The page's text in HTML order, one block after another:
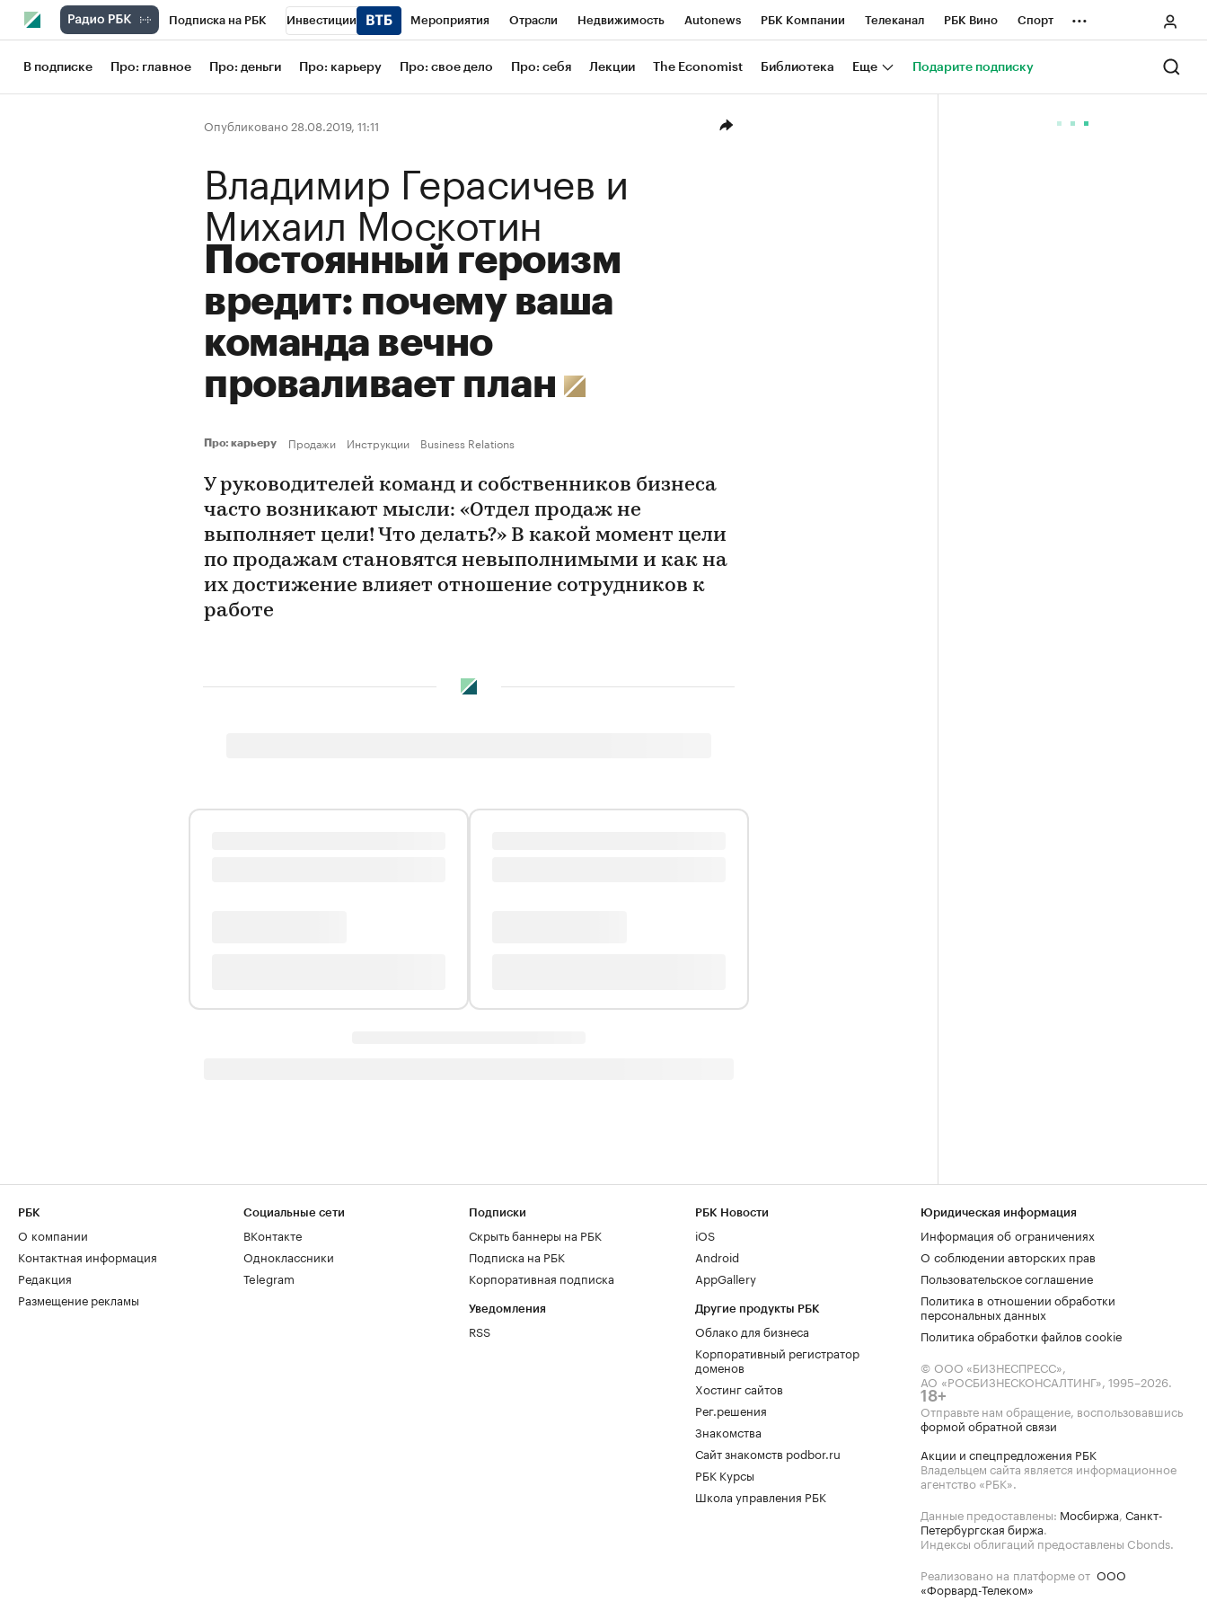
Подписка на РБК Инвестиции Мероприятия Отрасли Недвижимость Autonews РБК Компании Телеканал РБК Вино Спорт
Школа управления РБК РБК Образование РБК Life Тренды Визионеры Национальные проекты Город
Рынок наличной валюты
...
В подписке Про: главное Про: деньги Про: карьеру Про: свое дело Про: себя Лекции The Economist Библиотека Еще Подарите подписку
Опубликовано 28.08.2019, 11:11
Владимир Герасичев и
Михаил Москотин
Постоянный героизм
вредит: почему ваша
команда вечно
проваливает план
Про: карьеру Продажи Инструкции Business Relations
У руководителей команд и собственников бизнеса
часто возникают мысли: «Отдел продаж не
выполняет цели! Что делать?» В какой момент цели
по продажам становятся невыполнимыми и как на
их достижение влияет отношение сотрудников к
работе
РБК
О компании
Контактная информация
Редакция
Размещение рекламы
Социальные сети
ВКонтакте
Одноклассники
Telegram
Подписки
Скрыть баннеры на РБК
Подписка на РБК
Корпоративная подписка
Уведомления
RSS
РБК Новости
iOS
Android
AppGallery
Другие продукты РБК
Облако для бизнеса
Корпоративный регистратор
доменов
Хостинг сайтов
Рег.решения
Знакомства
Сайт знакомств podbor.ru
РБК Курсы
Школа управления РБК
Юридическая информация
Информация об ограничениях
О соблюдении авторских прав
Пользовательское соглашение
Политика в отношении обработки
персональных данных
Политика обработки файлов cookie
© ООО «БИЗНЕСПРЕСС»,
АО «РОСБИЗНЕСКОНСАЛТИНГ», 1995–2026.
18+
Отправьте нам обращение, воспользовавшись
формой обратной связи
Акции и спецпредложения РБК
Владельцем сайта является информационное
агентство «РБК».
Данные предоставлены: Мосбиржа, Санкт-
Петербургская биржа.
Индексы облигаций предоставлены Cbonds.
Реализовано на платформе от ООО
«Форвард-Телеком»